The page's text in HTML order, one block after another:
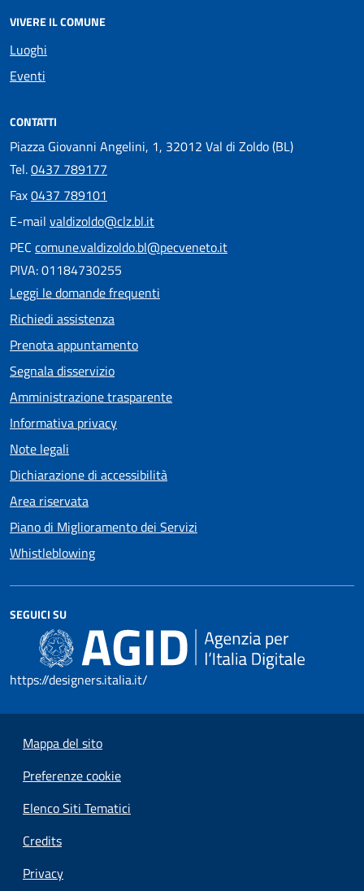
VIVERE IL COMUNE
Luoghi
Eventi
CONTATTI
Piazza Giovanni Angelini, 1, 32012 Val di Zoldo (BL)
Tel.0437 789177
Fax0437 789101
E-mail valdizoldo@clz.bl.it
PEC comune.valdizoldo.bl@pecveneto.it
PIVA: 01184730255
Leggi le domande frequenti
Richiedi assistenza
Prenota appuntamento
Segnala disservizio
Amministrazione trasparente
Informativa privacy
Note legali
Dichiarazione di accessibilità
Area riservata
Piano di Miglioramento dei Servizi
Whistleblowing
SEGUICI SU
https://designers.italia.it/
Mappa del sito
Preferenze cookie
Elenco Siti Tematici
Credits
Privacy